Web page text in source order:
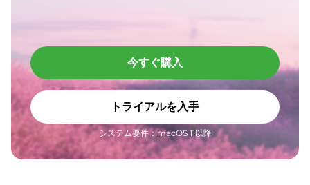
今すぐ購入
トライアルを入手
システム要件：macOS 11以降